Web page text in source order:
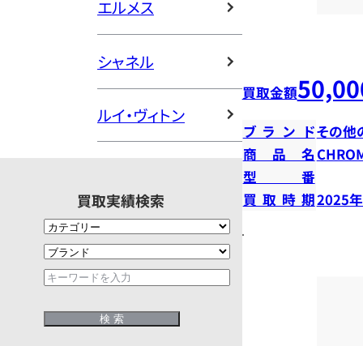
エルメス
シャネル
ルイ・ヴィトン
買取実績検索
買取金額
ブランドその他
商品名
型番
買取時期2025